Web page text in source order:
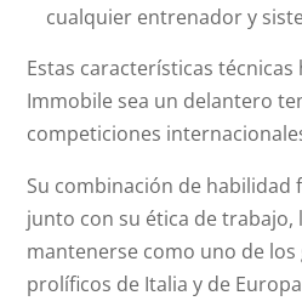
cualquier entrenador y
Estas características técnicas
Immobile sea un delantero
competiciones
Su combinación de habilidad
junto con su ética de trabajo,
mantenerse como uno de los
prolíficos de Italia y de